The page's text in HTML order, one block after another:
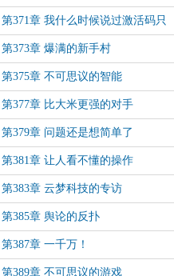
第371章 我什么时候说过激活码只
有一万个了？
第373章 爆满的新手村
第375章 不可思议的智能
第377章 比大米更强的对手
第379章 问题还是想简单了
第381章 让人看不懂的操作
第383章 云梦科技的专访
第385章 舆论的反扑
第387章 一千万！
第389章 不可思议的游戏